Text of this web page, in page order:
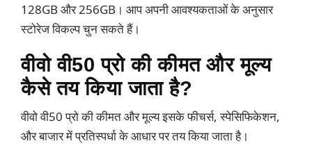
128GB और 256GB। आप अपनी आवश्यकताओं के अनुसार
स्टोरेज विकल्प चुन सकते हैं।
वीवो वी50 प्रो की कीमत और मूल्य
कैसे तय किया जाता है?
वीवो वी50 प्रो की कीमत और मूल्य इसके फीचर्स, स्पेसिफिकेशन,
और बाजार में प्रतिस्पर्धा के आधार पर तय किया जाता है।